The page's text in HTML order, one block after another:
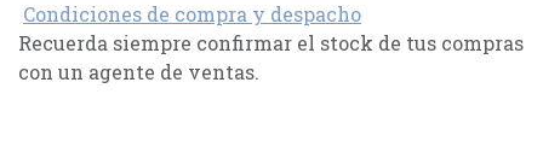
Condiciones de compra y despacho
Recuerda siempre confirmar el stock de tus compras
con un agente de ventas.